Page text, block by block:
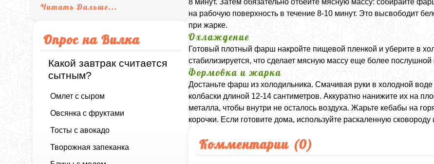
Читать Дальше...
Опрос на Вилка
Какой завтрак считается
сытным?
Омлет с сыром
Овсянка с фруктами
Тосты с авокадо
Творожная запеканка
8 минут. Затем обязательно отбейте мясную массу: собирайте
на рабочую поверхность в течение 8-10 минут. Это высвободит
при жарке.
Охлаждение
Готовый плотный фарш накройте пищевой пленкой и уберите в
стабилизируется, что сделает мясную массу еще более послушной
Формовка и жарка
Достаньте фарш из холодильника. Смачивая руки в холодной
колбаски длиной 12-14 сантиметров. Аккуратно нанижите их на
металла, чтобы внутри не осталось воздуха. Жарьте кебабы на
корочки. Если готовите дома, используйте раскаленную сковороду
Комментарии (0)